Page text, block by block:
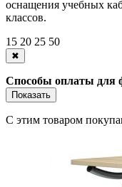
оснащения учебных
классов.
15 20 25 50
✖
Способы оплаты для
Показать
С этим товаром